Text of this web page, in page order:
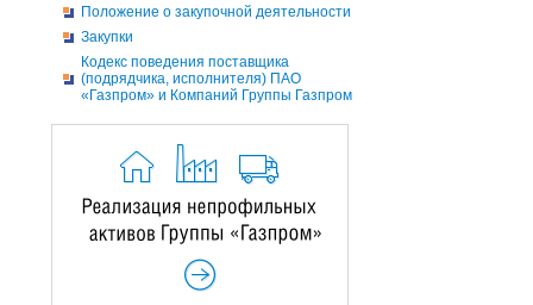
Положение о закупочной деятельности
Закупки
Кодекс поведения поставщика
(подрядчика, исполнителя) ПАО
«Газпром» и Компаний Группы Газпром